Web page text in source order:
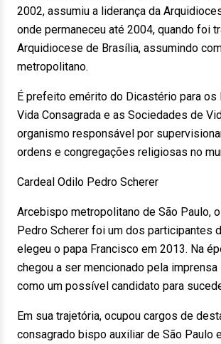
2002, assumiu a liderança da
onde permaneceu até 2004, quando foi
Arquidiocese de Brasília, assumindo
metropolitano.
É prefeito emérito do Dicastério para
Vida Consagrada e as Sociedades de
organismo responsável por
ordens e congregações religiosas no
Cardeal Odilo Pedro Scherer
Arcebispo metropolitano de São Paulo,
Pedro Scherer foi um dos participantes
elegeu o papa Francisco em 2013. Na
chegou a ser mencionado pela imprensa
como um possível candidato para
Em sua trajetória, ocupou cargos de
consagrado bispo auxiliar de São Paulo